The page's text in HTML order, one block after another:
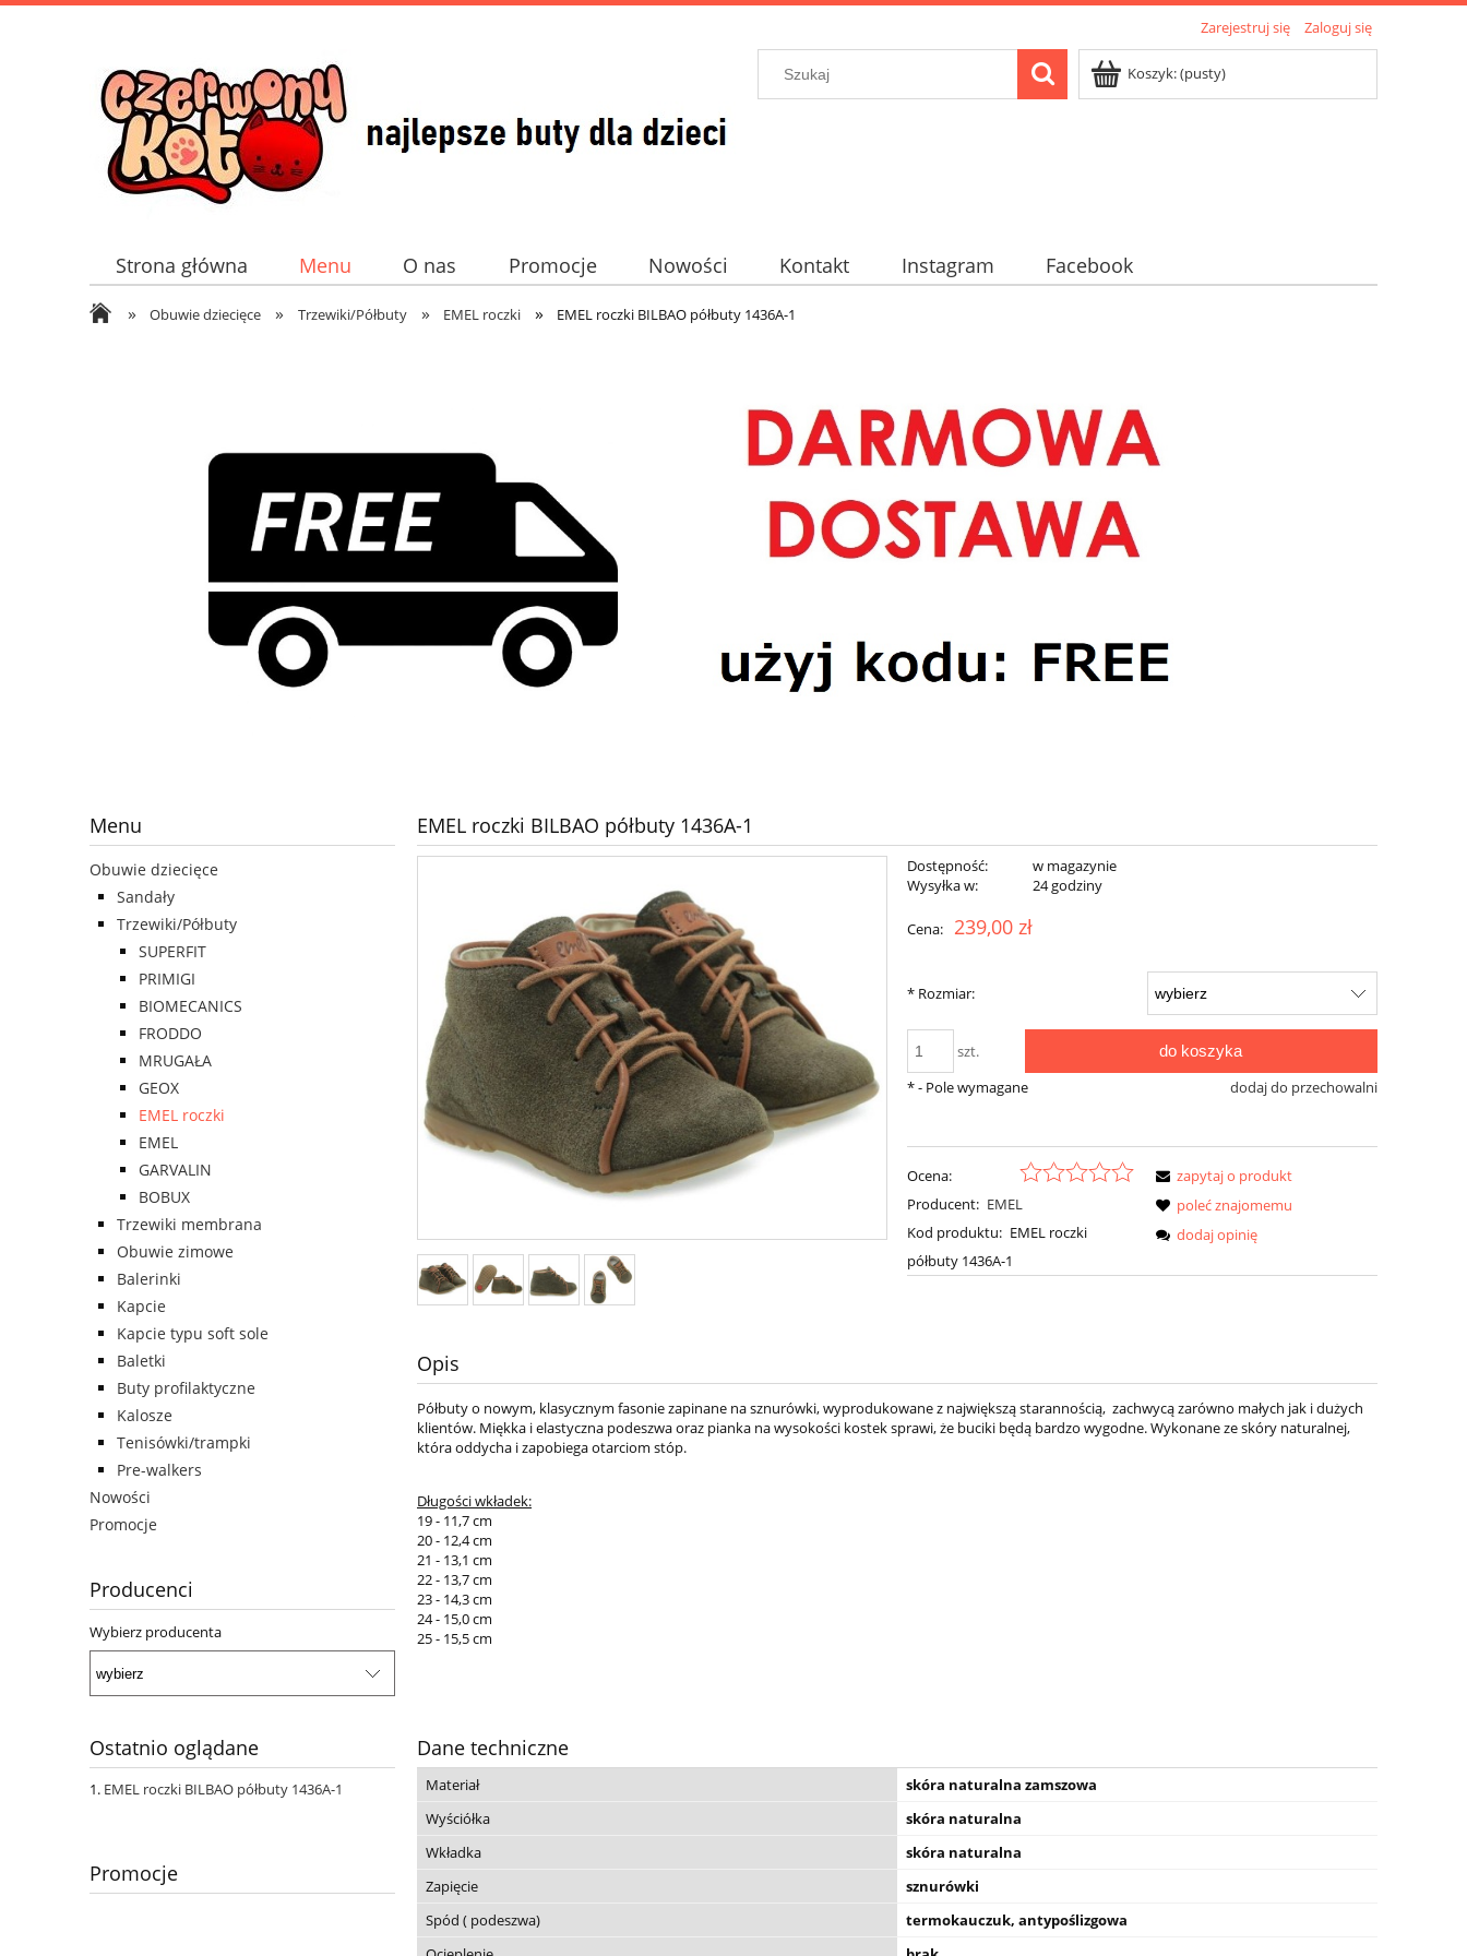
Zarejestruj się Zaloguj się
Koszyk:(pusty)
Strona główna Menu O nas Promocje Nowości Kontakt Instagram Facebook
» Obuwie dziecięce » Trzewiki/Półbuty » EMEL roczki » EMEL roczki BILBAO półbuty 1436A-1
Menu
Obuwie dziecięce
Sandały
Trzewiki/Półbuty
SUPERFIT
PRIMIGI
BIOMECANICS
FRODDO
MRUGAŁA
GEOX
EMEL roczki
EMEL
GARVALIN
BOBUX
Trzewiki membrana
Obuwie zimowe
Balerinki
Kapcie
Kapcie typu soft sole
Baletki
Buty profilaktyczne
Kalosze
Tenisówki/trampki
Pre-walkers
Nowości
Promocje
Producenci
Wybierz producenta
Ostatnio oglądane
EMEL roczki BILBAO półbuty 1436A-1
Promocje
EMEL roczki BILBAO półbuty 1436A-1
Dostępność:
w magazynie
Wysyłka w:
24 godziny
Cena: 239,00 zł
* Rozmiar:
szt. do koszyka
dodaj do przechowalni
*- Pole wymagane
Ocena:
Producent: EMEL
Kod produktu: EMEL roczki
półbuty 1436A-1
zapytaj o produkt
poleć znajomemu
dodaj opinię
Opis
Półbuty o nowym, klasycznym fasonie zapinane na sznurówki, wyprodukowane z największą starannością, zachwycą zarówno małych jak i dużych
klientów. Miękka i elastyczna podeszwa oraz pianka na wysokości kostek sprawi, że buciki będą bardzo wygodne. Wykonane ze skóry naturalnej,
która oddycha i zapobiega otarciom stóp.
Długości wkładek:
19 - 11,7 cm
20 - 12,4 cm
21 - 13,1 cm
22 - 13,7 cm
23 - 14,3 cm
24 - 15,0 cm
25 - 15,5 cm
Dane techniczne
Materiał
skóra naturalna zamszowa
Wyściółka
skóra naturalna
Wkładka
skóra naturalna
Zapięcie
sznurówki
Spód ( podeszwa)
termokauczuk, antypoślizgowa